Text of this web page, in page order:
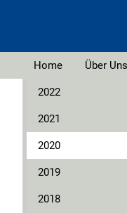
Home Über Uns
2022
2021
2020
2019
2018